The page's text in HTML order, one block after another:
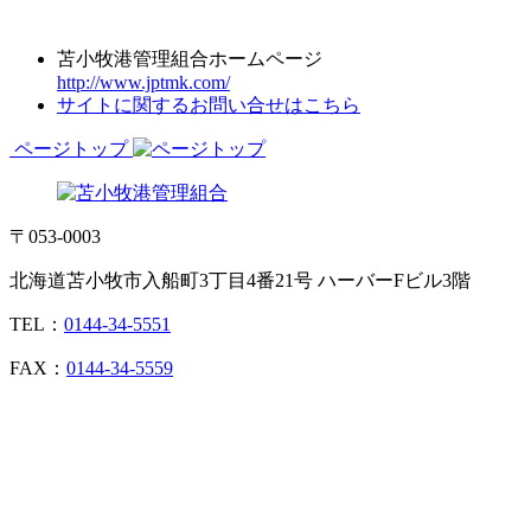
苫小牧港管理組合ホームページ
http://www.jptmk.com/
サイトに関するお問い合せはこちら
ページトップ
〒053-0003
北海道苫小牧市入船町3丁目4番21号 ハーバーFビル3階
TEL： 0144-34-5551
FAX： 0144-34-5559